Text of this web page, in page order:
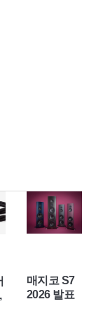
매지코 S7
2026 발표